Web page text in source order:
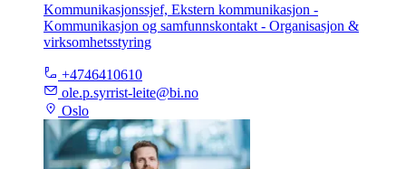
Kommunikasjonssjef, Ekstern kommunikasjon -
Kommunikasjon og samfunnskontakt - Organisasjon &
virksomhetsstyring
+4746410610
ole.p.syrrist-leite@bi.no
Oslo